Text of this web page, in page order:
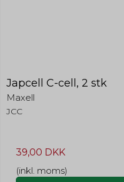
Japcell C-cell, 2 stk
Maxell
JCC
39,00 DKK
(inkl. moms)